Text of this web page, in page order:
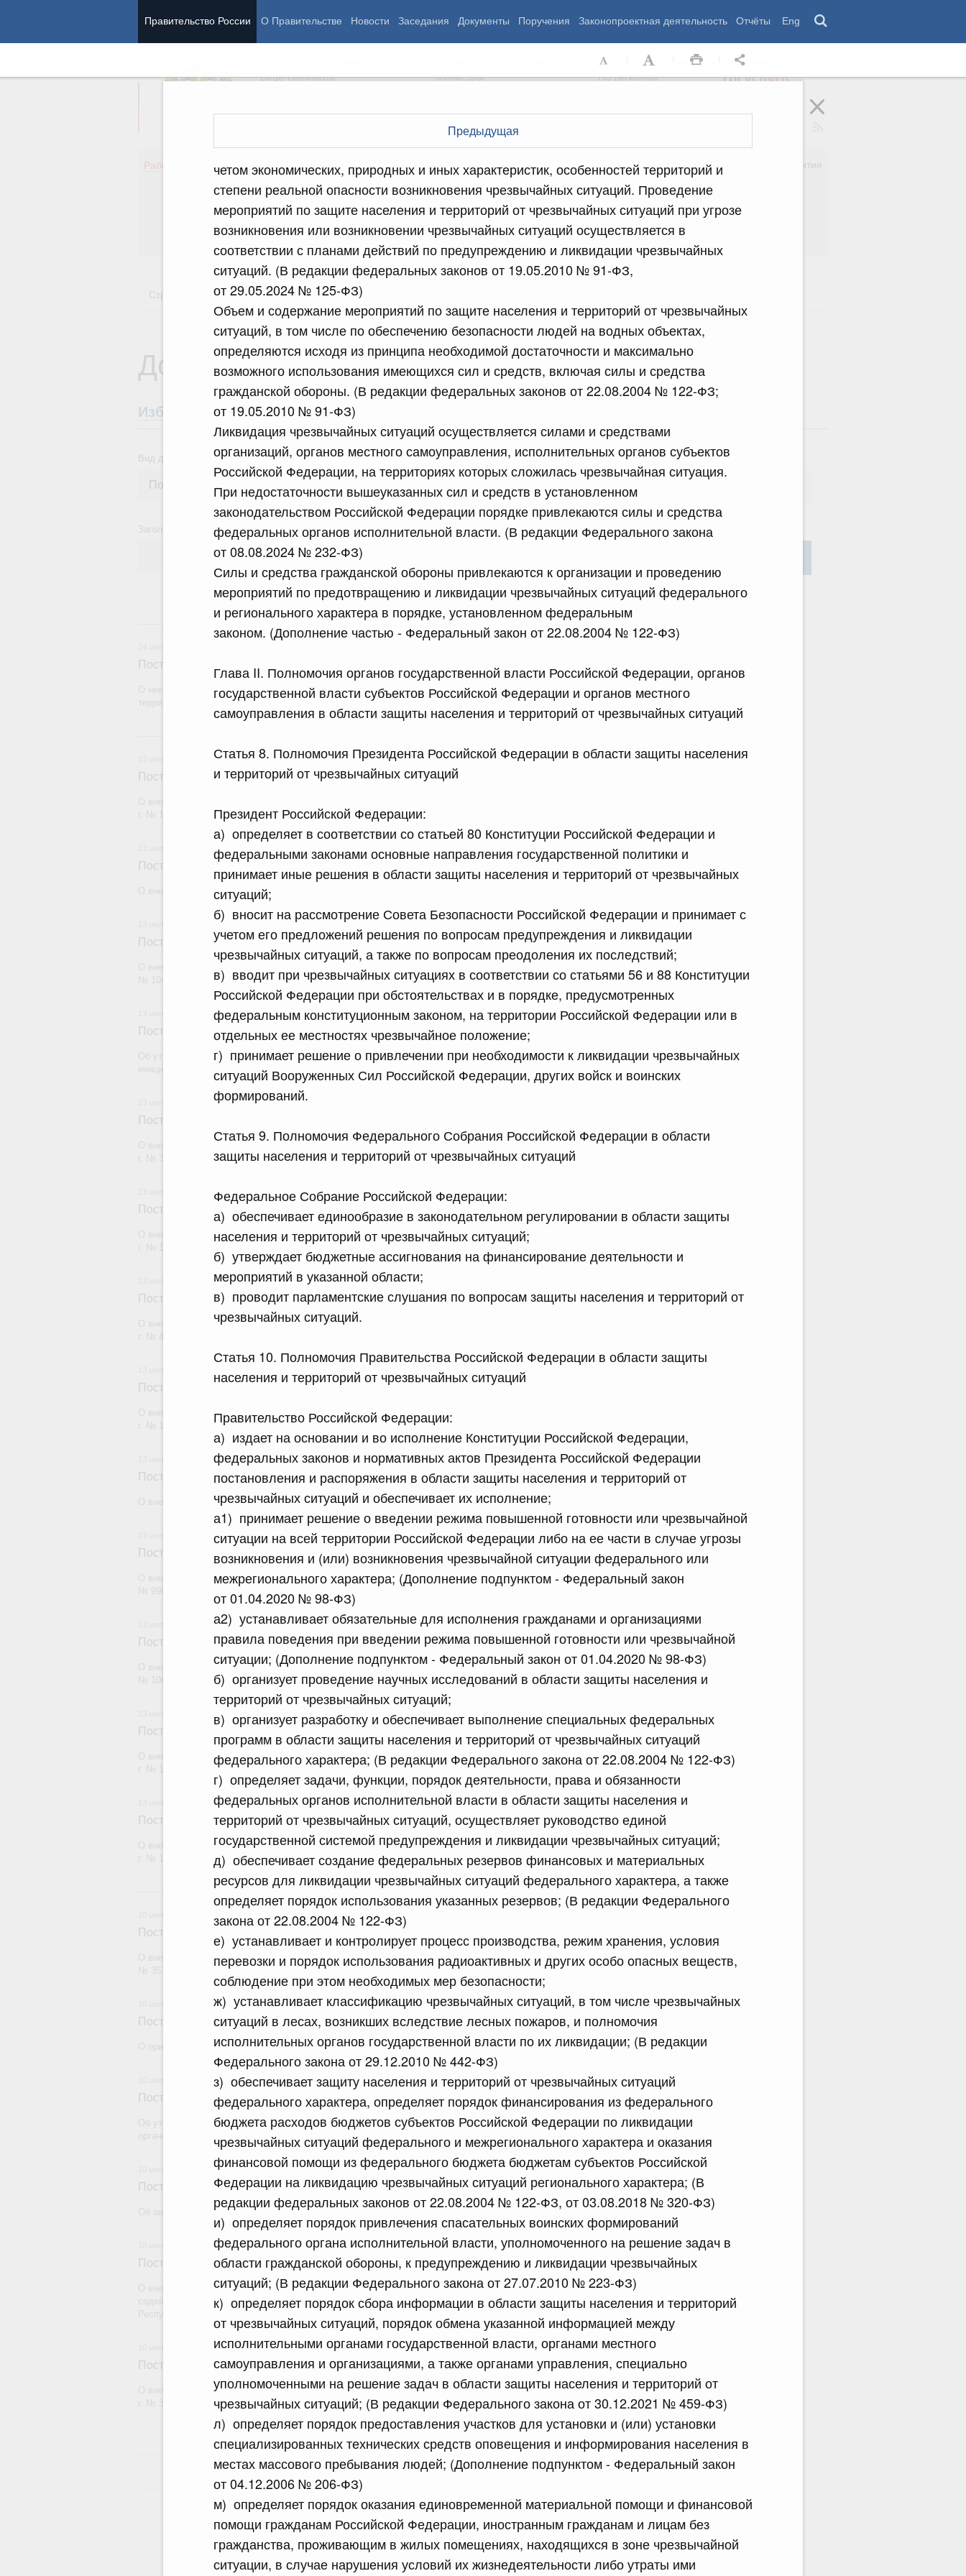
Правительство России О Правительстве Новости Заседания Документы Поручения Законопроектная деятельность Отчёты Eng
Предыдущая
четом экономических, природных и иных характеристик, особенностей территорий и
степени реальной опасности возникновения чрезвычайных ситуаций. Проведение
мероприятий по защите населения и территорий от чрезвычайных ситуаций при угрозе
возникновения или возникновении чрезвычайных ситуаций осуществляется в
соответствии с планами действий по предупреждению и ликвидации чрезвычайных
ситуаций. (В редакции федеральных законов от 19.05.2010 № 91-ФЗ,
от 29.05.2024 № 125-ФЗ)
Объем и содержание мероприятий по защите населения и территорий от чрезвычайных
ситуаций, в том числе по обеспечению безопасности людей на водных объектах,
определяются исходя из принципа необходимой достаточности и максимально
возможного использования имеющихся сил и средств, включая силы и средства
гражданской обороны. (В редакции федеральных законов от 22.08.2004 № 122-ФЗ;
от 19.05.2010 № 91-ФЗ)
Ликвидация чрезвычайных ситуаций осуществляется силами и средствами
организаций, органов местного самоуправления, исполнительных органов субъектов
Российской Федерации, на территориях которых сложилась чрезвычайная ситуация.
При недостаточности вышеуказанных сил и средств в установленном
законодательством Российской Федерации порядке привлекаются силы и средства
федеральных органов исполнительной власти. (В редакции Федерального закона
от 08.08.2024 № 232-ФЗ)
Силы и средства гражданской обороны привлекаются к организации и проведению
мероприятий по предотвращению и ликвидации чрезвычайных ситуаций федерального
и регионального характера в порядке, установленном федеральным
законом. (Дополнение частью - Федеральный закон от 22.08.2004 № 122-ФЗ)
Глава II. Полномочия органов государственной власти Российской Федерации, органов
государственной власти субъектов Российской Федерации и органов местного
самоуправления в области защиты населения и территорий от чрезвычайных ситуаций
Статья 8. Полномочия Президента Российской Федерации в области защиты населения
и территорий от чрезвычайных ситуаций
Президент Российской Федерации:
а) определяет в соответствии со статьей 80 Конституции Российской Федерации и
федеральными законами основные направления государственной политики и
принимает иные решения в области защиты населения и территорий от чрезвычайных
ситуаций;
б) вносит на рассмотрение Совета Безопасности Российской Федерации и принимает с
учетом его предложений решения по вопросам предупреждения и ликвидации
чрезвычайных ситуаций, а также по вопросам преодоления их последствий;
в) вводит при чрезвычайных ситуациях в соответствии со статьями 56 и 88 Конституции
Российской Федерации при обстоятельствах и в порядке, предусмотренных
федеральным конституционным законом, на территории Российской Федерации или в
отдельных ее местностях чрезвычайное положение;
г) принимает решение о привлечении при необходимости к ликвидации чрезвычайных
ситуаций Вооруженных Сил Российской Федерации, других войск и воинских
формирований.
Статья 9. Полномочия Федерального Собрания Российской Федерации в области
защиты населения и территорий от чрезвычайных ситуаций
Федеральное Собрание Российской Федерации:
а) обеспечивает единообразие в законодательном регулировании в области защиты
населения и территорий от чрезвычайных ситуаций;
б) утверждает бюджетные ассигнования на финансирование деятельности и
мероприятий в указанной области;
в) проводит парламентские слушания по вопросам защиты населения и территорий от
чрезвычайных ситуаций.
Статья 10. Полномочия Правительства Российской Федерации в области защиты
населения и территорий от чрезвычайных ситуаций
Правительство Российской Федерации:
а) издает на основании и во исполнение Конституции Российской Федерации,
федеральных законов и нормативных актов Президента Российской Федерации
постановления и распоряжения в области защиты населения и территорий от
чрезвычайных ситуаций и обеспечивает их исполнение;
а1) принимает решение о введении режима повышенной готовности или чрезвычайной
ситуации на всей территории Российской Федерации либо на ее части в случае угрозы
возникновения и (или) возникновения чрезвычайной ситуации федерального или
межрегионального характера; (Дополнение подпунктом - Федеральный закон
от 01.04.2020 № 98-ФЗ)
а2) устанавливает обязательные для исполнения гражданами и организациями
правила поведения при введении режима повышенной готовности или чрезвычайной
ситуации; (Дополнение подпунктом - Федеральный закон от 01.04.2020 № 98-ФЗ)
б) организует проведение научных исследований в области защиты населения и
территорий от чрезвычайных ситуаций;
в) организует разработку и обеспечивает выполнение специальных федеральных
программ в области защиты населения и территорий от чрезвычайных ситуаций
федерального характера; (В редакции Федерального закона от 22.08.2004 № 122-ФЗ)
г) определяет задачи, функции, порядок деятельности, права и обязанности
федеральных органов исполнительной власти в области защиты населения и
территорий от чрезвычайных ситуаций, осуществляет руководство единой
государственной системой предупреждения и ликвидации чрезвычайных ситуаций;
д) обеспечивает создание федеральных резервов финансовых и материальных
ресурсов для ликвидации чрезвычайных ситуаций федерального характера, а также
определяет порядок использования указанных резервов; (В редакции Федерального
закона от 22.08.2004 № 122-ФЗ)
е) устанавливает и контролирует процесс производства, режим хранения, условия
перевозки и порядок использования радиоактивных и других особо опасных веществ,
соблюдение при этом необходимых мер безопасности;
ж) устанавливает классификацию чрезвычайных ситуаций, в том числе чрезвычайных
ситуаций в лесах, возникших вследствие лесных пожаров, и полномочия
исполнительных органов государственной власти по их ликвидации; (В редакции
Федерального закона от 29.12.2010 № 442-ФЗ)
з) обеспечивает защиту населения и территорий от чрезвычайных ситуаций
федерального характера, определяет порядок финансирования из федерального
бюджета расходов бюджетов субъектов Российской Федерации по ликвидации
чрезвычайных ситуаций федерального и межрегионального характера и оказания
финансовой помощи из федерального бюджета бюджетам субъектов Российской
Федерации на ликвидацию чрезвычайных ситуаций регионального характера; (В
редакции федеральных законов от 22.08.2004 № 122-ФЗ, от 03.08.2018 № 320-ФЗ)
и) определяет порядок привлечения спасательных воинских формирований
федерального органа исполнительной власти, уполномоченного на решение задач в
области гражданской обороны, к предупреждению и ликвидации чрезвычайных
ситуаций; (В редакции Федерального закона от 27.07.2010 № 223-ФЗ)
к) определяет порядок сбора информации в области защиты населения и территорий
от чрезвычайных ситуаций, порядок обмена указанной информацией между
исполнительными органами государственной власти, органами местного
самоуправления и организациями, а также органами управления, специально
уполномоченными на решение задач в области защиты населения и территорий от
чрезвычайных ситуаций; (В редакции Федерального закона от 30.12.2021 № 459-ФЗ)
л) определяет порядок предоставления участков для установки и (или) установки
специализированных технических средств оповещения и информирования населения в
местах массового пребывания людей; (Дополнение подпунктом - Федеральный закон
от 04.12.2006 № 206-ФЗ)
м) определяет порядок оказания единовременной материальной помощи и финансовой
помощи гражданам Российской Федерации, иностранным гражданам и лицам без
гражданства, проживающим в жилых помещениях, находящихся в зоне чрезвычайной
ситуации, в случае нарушения условий их жизнедеятельности либо утраты ими
Вице-премьеры
Министры
Советы и комиссии
По регионам
Обращения
Работа Правительства
Демография
Здоровье
Образование
Культура
Общество
Государство
Занятость и труд
Технологическое развитие
Экономика. Регулирование
Финансы
Социальные услуги
Экология
Жильё и города
Транспорт и связь
Энергетика
Промышленность
Сельское хозяйство
Региональное развитие
Дальний Восток
Россия и мир
Безопасность
Стратегии Государственные программы
Документы
Избранные документы со справками к ним
Вид документа Номер
Заголовок или текст документа Дата подписания
14 июля, вторник
Постановление Правительства Российской Федерации от 14.07.2026 г. № 887
О некоторых вопросах отчуждения имущества публично-правовой компании "Фонд развития
Постановление Правительства Российской Федерации от 13.07.2026 г. № 881
Постановление Правительства Российской Федерации от 13.07.2026 г. № 880
О внесении изменений в некоторые акты Правительства Российской Федерации
Постановление Правительства Российской Федерации от 13.07.2026 г. № 879
О внесении изменений в постановление Правительства Российской Федерации от 28 июня 2023 г.
Постановление Правительства Российской Федерации от 13.07.2026 г. № 875
Об утверждении Правил проведения Федеральным казначейством контрольного мониторинга и
инициирования взаимосогласительной процедуры
Постановление Правительства Российской Федерации от 13.07.2026 г. № 876
О внесении изменений в постановление Правительства Российской Федерации от 15 апреля 2014
Постановление Правительства Российской Федерации от 13.07.2026 г. № 883
О внесении изменений в постановление Правительства Российской Федерации от 6 сентября 2023
Постановление Правительства Российской Федерации от 13.07.2026 г. № 874
О внесении изменений в постановление Правительства Российской Федерации от 19 января 1998
Постановление Правительства Российской Федерации от 13.07.2026 г. № 884
О внесении изменений в постановление Правительства Российской Федерации от 24 августа 2024
Постановление Правительства Российской Федерации от 13.07.2026 г. № 882
О внесении изменений в некоторые акты Правительства Российской Федерации
Постановление Правительства Российской Федерации от 13.07.2026 г. № 877
О внесении изменений в постановление Правительства Российской Федерации от 25 июня 2021 г.
Постановление Правительства Российской Федерации от 13.07.2026 г. № 878
О внесении изменений в постановление Правительства Российской Федерации от 30 июня 2021 г.
Постановление Правительства Российской Федерации от 13.07.2026 г. № 886
О внесении изменений в постановление Правительства Российской Федерации от 10 октября 2020
Постановление Правительства Российской Федерации от 13.07.2026 г. № 885
О внесении изменений в постановление Правительства Российской Федерации от 14 ноября 2023
10 июля, пятница
Постановление Правительства Российской Федерации от 10.07.2026 г. № 867
О внесении изменений в постановление Правительства Российской Федерации от 12 марта 2022 г.
Постановление Правительства Российской Федерации от 10.07.2026 г. № 868
О признании утратившими силу некоторых актов Правительства Российской Федерации
Постановление Правительства Российской Федерации от 10.07.2026 г. № 871
Об утверждении требований к специальным оперативно-служебным транспортным средствам
органов федеральной службы безопасности для перевозки лиц, находящихся под стражей
Постановление Правительства Российской Федерации от 10.07.2026 г. № 869
Об авансировании государственного контракта
Постановление Правительства Российской Федерации от 10.07.2026 г. № 873
О внесении на ратификацию Соглашения между Российской Федерацией и Республикой Абхазия о
содействии реализации Государственной программы социально-экономического развития
Республики Абхазия на 2026 - 2030 годы
Постановление Правительства Российской Федерации от 10.07.2026 г. № 870
О внесении изменений в постановление Правительства Российской Федерации от 30 апреля 2009
Показать еще